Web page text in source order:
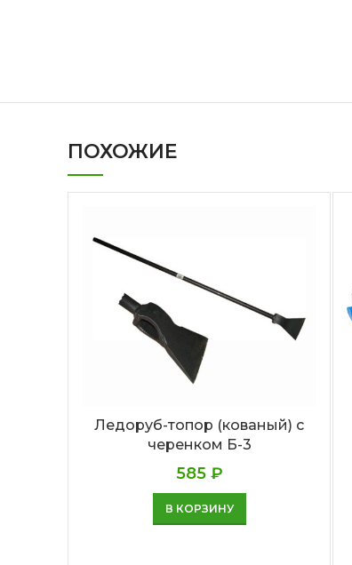
ПОХОЖИЕ
Ледоруб-топор (кованый) с
черенком Б-3
585 ₽
В КОРЗИНУ